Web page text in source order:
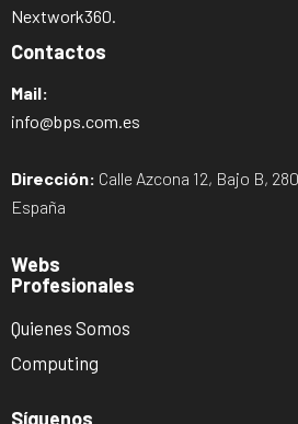
Nextwork360.
Contactos
Mail:
info@bps.com.es
Dirección: Calle Azcona 12, Bajo B,
España
Webs
Profesionales
Quienes Somos
Computing
Síguenos